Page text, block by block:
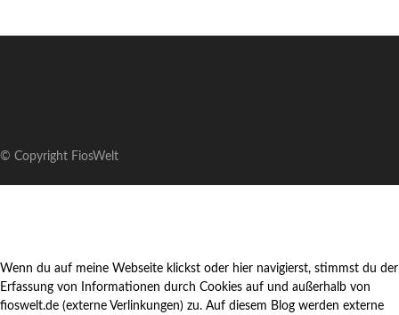
© Copyright FiosWelt
Wenn du auf meine Webseite klickst oder hier navigierst, stimmst du der
Erfassung von Informationen durch Cookies auf und außerhalb von
fioswelt.de (externe Verlinkungen) zu. Auf diesem Blog werden externe